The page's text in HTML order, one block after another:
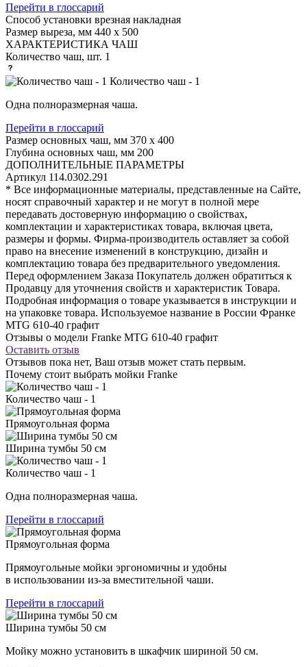
Перейти в глоссарий
Способ установки врезная накладная
Размер выреза, мм 440 х 500
ХАРАКТЕРИСТИКА ЧАШ
Количество чаш, шт. 1
Количество чаш - 1
Одна полноразмерная чаша.
Перейти в глоссарий
Размер основных чаш, мм 370 х 400
Глубина основных чаш, мм 200
ДОПОЛНИТЕЛЬНЫЕ ПАРАМЕТРЫ
Артикул 114.0302.291
* Все информационные материалы, представленные на Сайте,
носят справочный характер и не могут в полной мере
передавать достоверную информацию о свойствах,
комплектации и характеристиках товара, включая цвета,
размеры и формы. Фирма-производитель оставляет за собой
право на внесение изменений в конструкцию, дизайн и
комплектацию товара без предварительного уведомления.
Перед оформлением Заказа Покупатель должен обратиться к
Продавцу для уточнения свойств и характеристик Товара.
Подробная информация о товаре указывается в инструкции и
на упаковке товара. Используемое название в России Франке
MTG 610-40 графит
Отзывы о модели Franke MTG 610-40 графит
Оставить отзыв
Отзывов пока нет, Ваш отзыв может стать первым.
Почему стоит выбрать мойки Franke
Количество чаш - 1
Прямоугольная форма
Ширина тумбы 50 см
Количество чаш - 1
Одна полноразмерная чаша.
Перейти в глоссарий
Прямоугольная форма
Прямоугольные мойки эргономичны и удобны
в использовании из-за вместительной чаши.
Перейти в глоссарий
Ширина тумбы 50 см
Мойку можно установить в шкафчик шириной 50 см.